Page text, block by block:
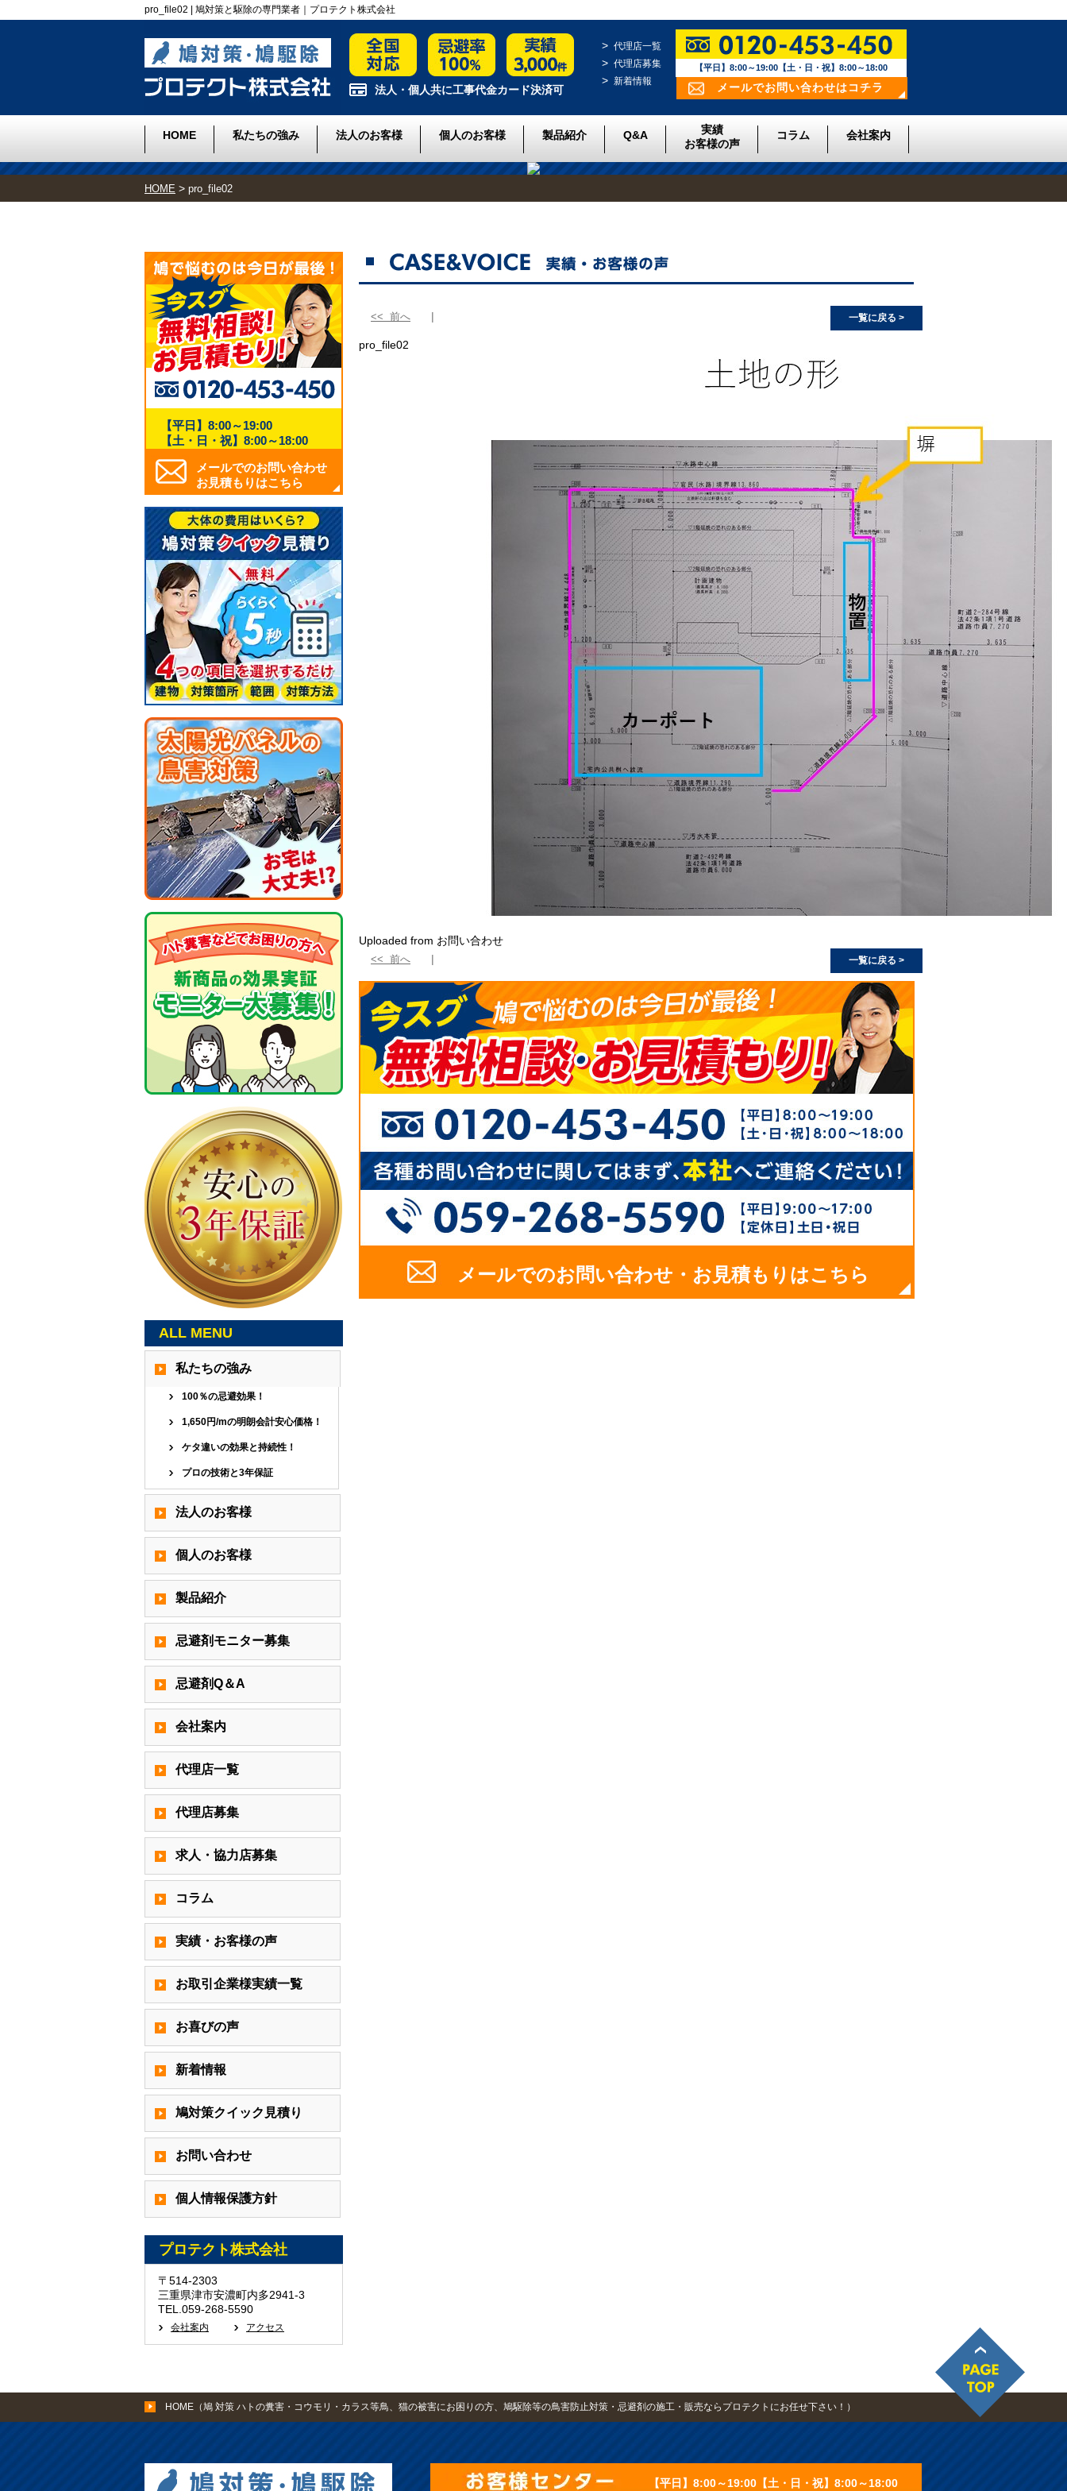
pro_file02 | 鳩対策と駆除の専門業者｜プロテクト株式会社
法人・個人共に工事代金カード決済可
代理店一覧
代理店募集
新着情報
【平日】8:00～19:00【土・日・祝】8:00～18:00
メールでお問い合わせはコチラ
HOME 私たちの強み 法人のお客様 個人のお客様 製品紹介 Q&A
実績
お客様の声
コラム 会社案内
HOME > pro_file02
【平日】8:00～19:00
【土・日・祝】8:00～18:00
メールでのお問い合わせ
お見積もりはこちら
ALL MENU
私たちの強み
100％の忌避効果！
1,650円/mの明朗会計安心価格！
ケタ違いの効果と持続性！
プロの技術と3年保証
法人のお客様
個人のお客様
製品紹介
忌避剤モニター募集
忌避剤Q＆A
会社案内
代理店一覧
代理店募集
求人・協力店募集
コラム
実績・お客様の声
お取引企業様実績一覧
お喜びの声
新着情報
鳩対策クイック見積り
お問い合わせ
個人情報保護方針
プロテクト株式会社
〒514-2303
三重県津市安濃町内多2941-3
TEL.059-268-5590
会社案内 アクセス
<< 前へ 一覧に戻る >
pro_file02
Uploaded from お問い合わせ
<< 前へ 一覧に戻る >
メールでのお問い合わせ・お見積もりはこちら
HOME（鳩 対策 ハトの糞害・コウモリ・カラス等鳥、猫の被害にお困りの方、鳩駆除等の鳥害防止対策・忌避剤の施工・販売ならプロテクトにお任せ下さい！）
【平日】8:00～19:00【土・日・祝】8:00～18:00